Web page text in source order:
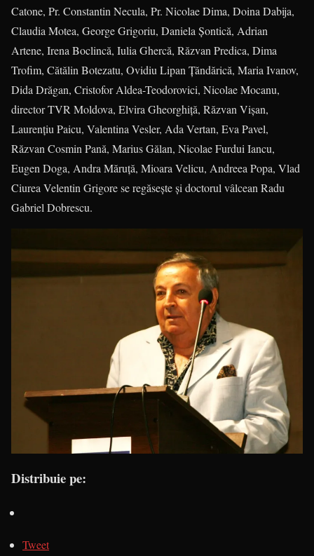
Catone, Pr. Constantin Necula, Pr. Nicolae Dima, Doina Dabija,
Claudia Motea, George Grigoriu, Daniela Șontică, Adrian
Artene, Irena Boclincă, Iulia Ghercă, Răzvan Predica, Dima
Trofim, Cătălin Botezatu, Ovidiu Lipan Țăndărică, Maria Ivanov,
Dida Drăgan, Cristofor Aldea-Teodorovici, Nicolae Mocanu,
director TVR Moldova, Elvira Gheorghiță, Răzvan Vișan,
Laurențiu Paicu, Valentina Vesler, Ada Vertan, Eva Pavel,
Răzvan Cosmin Pană, Marius Gălan, Nicolae Furdui Iancu,
Eugen Doga, Andra Măruță, Mioara Velicu, Andreea Popa, Vlad
Ciurea Velentin Grigore se regăsește și doctorul vâlcean Radu
Gabriel Dobrescu.
Distribuie pe:
Tweet